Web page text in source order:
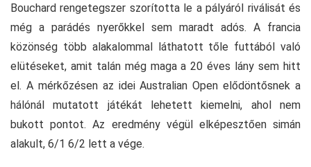
Bouchard rengetegszer szorította le a pályáról riválisát és
még a parádés nyerőkkel sem maradt adós. A francia
közönség több alakalommal láthatott tőle futtából való
elütéseket, amit talán még maga a 20 éves lány sem hitt
el. A mérkőzésen az idei Australian Open elődöntősnek a
hálónál mutatott játékát lehetett kiemelni, ahol nem
bukott pontot. Az eredmény végül elképesztően simán
alakult, 6/1 6/2 lett a vége.